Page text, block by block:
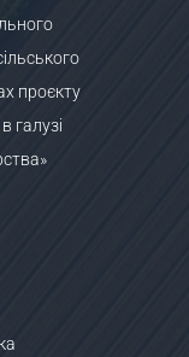
проєкту
галузі